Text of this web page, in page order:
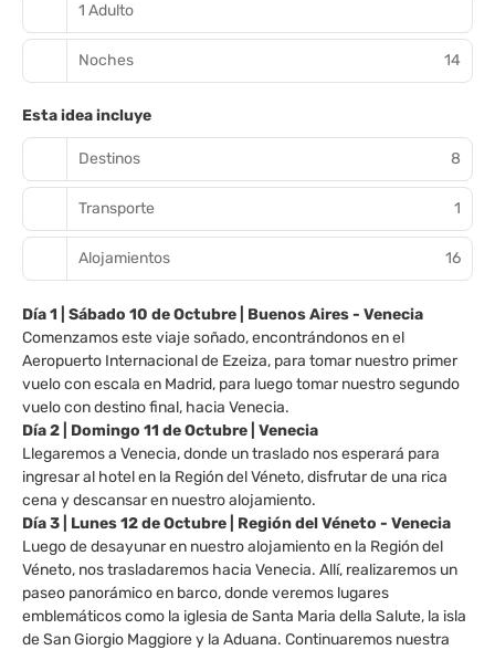
1 Adulto
Noches 14
Esta idea incluye
Destinos 8
Transporte 1
Alojamientos 16
Día 1 | Sábado 10 de Octubre | Buenos Aires - Venecia
Comenzamos este viaje soñado, encontrándonos en el
Aeropuerto Internacional de Ezeiza, para tomar nuestro primer
vuelo con escala en Madrid, para luego tomar nuestro segundo
vuelo con destino final, hacia Venecia.
Día 2 | Domingo 11 de Octubre | Venecia
Llegaremos a Venecia, donde un traslado nos esperará para
ingresar al hotel en la Región del Véneto, disfrutar de una rica
cena y descansar en nuestro alojamiento.
Día 3 | Lunes 12 de Octubre | Región del Véneto - Venecia
Luego de desayunar en nuestro alojamiento en la Región del
Véneto, nos trasladaremos hacia Venecia. Allí, realizaremos un
paseo panorámico en barco, donde veremos lugares
emblemáticos como la iglesia de Santa Maria della Salute, la isla
de San Giorgio Maggiore y la Aduana. Continuaremos nuestra